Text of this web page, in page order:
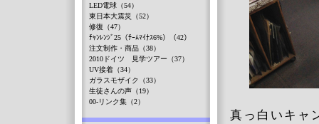
真っ白いキャ
LED電球（54）
東日本大震災（52）
修復（47）
ﾁｬﾝﾚﾝｼﾞ25（ﾁｰﾑﾏｲﾅｽ6%）（42）
注文制作・商品（38）
2010ドイツ 見学ツアー（37）
UV接着（34）
ガラスモザイク（33）
生徒さんの声（19）
00-リンク集（2）